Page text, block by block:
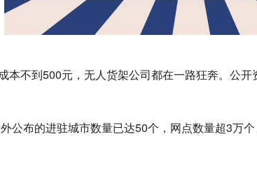
本不到500元，无人货架公司都在一路狂奔。公
公布的进驻城市数量已达50个，网点数量超3万